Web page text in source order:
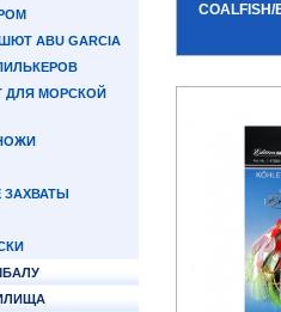
ABU GARCIA
ДЛЯ МОРСКОЙ
COALFISH/